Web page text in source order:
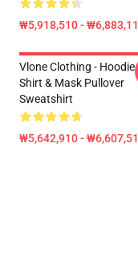
₩5,918,510 -
Vlone Clothing - Hoodie
Shirt & Mask Pullover
Sweatshirt
₩5,642,910 -